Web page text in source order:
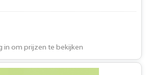
in om prijzen te bekijken